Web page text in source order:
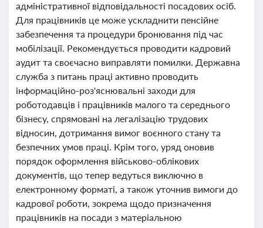
адміністративної відповідальності посадових осіб.
Для працівників це може ускладнити пенсійне
забезпечення та процедури бронювання під час
мобілізації. Рекомендується проводити кадровий
аудит та своєчасно виправляти помилки. Державна
служба з питань праці активно проводить
інформаційно-роз'яснювальні заходи для
роботодавців і працівників малого та середнього
бізнесу, спрямовані на легалізацію трудових
відносин, дотримання вимог воєнного стану та
безпечних умов праці. Крім того, уряд оновив
порядок оформлення військово-облікових
документів, що тепер ведуться виключно в
електронному форматі, а також уточнив вимоги до
кадрової роботи, зокрема щодо призначення
працівників на посади з матеріальною